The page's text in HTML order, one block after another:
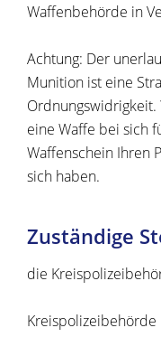
Waffenbehörde in
Achtung: Der
Munition ist eine
Ordnungswidrigkeit.
eine Waffe bei sich
Waffenschein Ihren
sich haben.
Zuständige
die
Kreispolizeibehörde